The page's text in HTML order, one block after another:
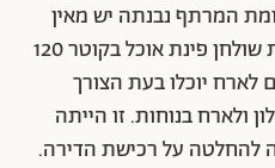
המרתף נבנתה יש מאין
רצפה נוספת שאיפשרה הצבת שולחן פינת אוכל בקוטר 120
לארח יוכלו בעת הצורך
ולארח בנוחות. זו הייתה
להחלטה על רכישת הדירה.